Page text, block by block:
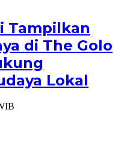
Tampilkan
di The Golo
Lokal